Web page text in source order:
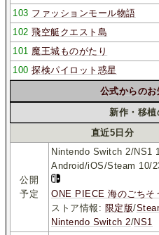
103 ファッションモール物語
102 飛空艇クエスト島
101 魔王城ものがたり
100 探検パイロット惑星
公式からの
新作・移植
直近5日分
公開
予定
Nintendo Switch 2/NS1
Android/iOS/Steam 10/
ONE PIECE 海のごちそ
ストア情報: 限定版/
Nintendo Switch 2/NS1